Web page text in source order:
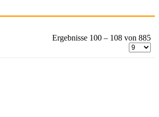
Ergebnisse 100 – 108 von 885